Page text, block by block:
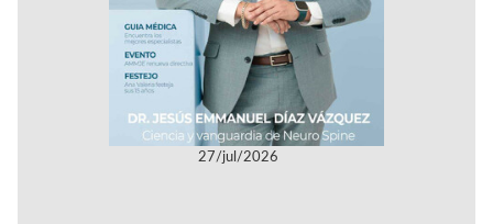
27/jul/2026